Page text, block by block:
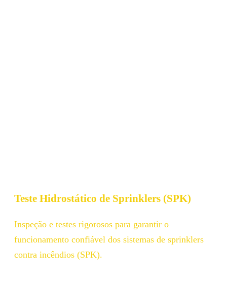
Teste Hidrostático de Sprinklers (SPK)​
Inspeção e testes rigorosos para garantir o
funcionamento confiável dos sistemas de sprinklers
contra incêndios (SPK).